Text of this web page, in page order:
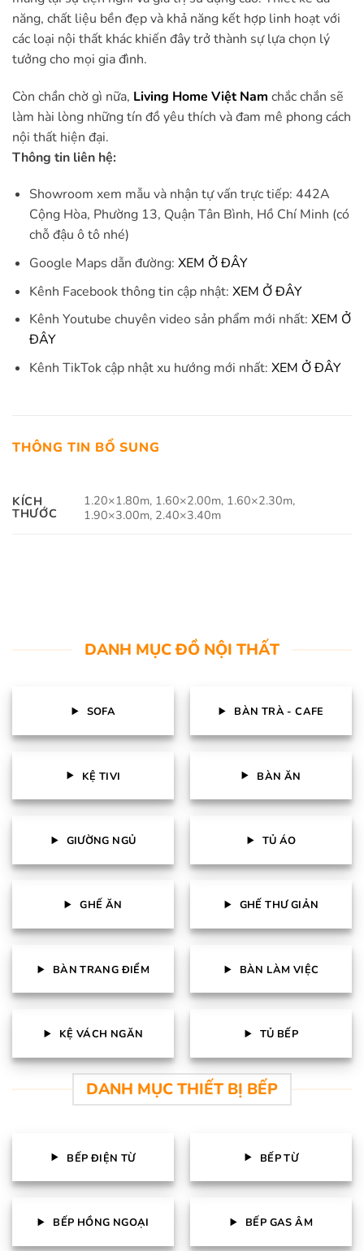
năng, chất liệu bền đẹp và khả năng kết hợp linh hoạt với
các loại nội thất khác khiến đây trở thành sự lựa chọn lý
tưởng cho mọi gia đình.
Còn chần chờ gì nữa, Living Home Việt Nam chắc chắn sẽ
làm hài lòng những tín đồ yêu thích và đam mê phong cách
nội thất hiện đại.
Thông tin liên hệ:
Showroom xem mẫu và nhận tự vấn trực tiếp: 442A
Cộng Hòa, Phường 13, Quận Tân Bình, Hồ Chí Minh (có
chỗ đậu ô tô nhé)
Google Maps dẫn đường: XEM Ở ĐÂY
Kênh Facebook thông tin cập nhật: XEM Ở ĐÂY
Kênh Youtube chuyên video sản phẩm mới nhất: XEM Ở
ĐÂY
Kênh TikTok cập nhật xu hướng mới nhất: XEM Ở ĐÂY
THÔNG TIN BỔ SUNG
KÍCH
THƯỚC
1.20×1.80m, 1.60×2.00m, 1.60×2.30m,
1.90×3.00m, 2.40×3.40m
DANH MỤC ĐỒ NỘI THẤT
SOFA BÀN TRÀ - CAFE
KỆ TIVI BÀN ĂN
GIƯỜNG NGỦ TỦ ÁO
GHẾ ĂN GHẾ THƯ GIẢN
BÀN TRANG ĐIỂM BÀN LÀM VIỆC
KỆ VÁCH NGĂN TỦ BẾP
DANH MỤC THIẾT BỊ BẾP
BẾP ĐIỆN TỪ BẾP TỪ
BẾP HỒNG NGOẠI BẾP GAS ÂM